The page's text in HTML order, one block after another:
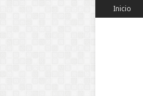
Inicio